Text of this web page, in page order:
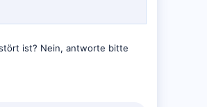
ist? Nein, antworte bitte